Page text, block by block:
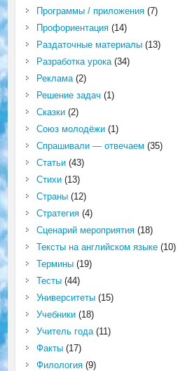
Программы / приложения(7)
Профориентация(14)
Раздаточные материалы(13)
Разработка урока(34)
Реклама(2)
Решение задач (1)
Сказки(2)
Союз молодёжи(1)
Спрашивали — отвечаем (35)
Статьи(43)
Стихи(13)
Страны(12)
Стратегия(4)
Сценарий мероприятия(18)
Тексты на английском языке(10)
Термины(19)
Тесты(44)
Университеты(15)
Учебники(18)
Учитель года(11)
Факты(17)
Филология(9)